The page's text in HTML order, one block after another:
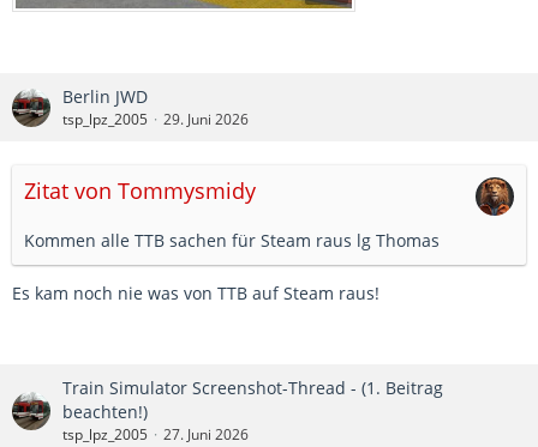
Berlin JWD
tsp_lpz_2005 29. Juni 2026
Zitat von Tommysmidy
Kommen alle TTB sachen für Steam raus lg Thomas
Es kam noch nie was von TTB auf Steam raus!
Train Simulator Screenshot-Thread - (1. Beitrag
beachten!)
tsp_lpz_2005 27. Juni 2026